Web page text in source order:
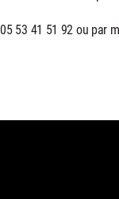
53 41 51 92 ou par